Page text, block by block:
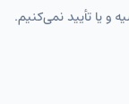
و یا تأیید نمی‌کنیم.